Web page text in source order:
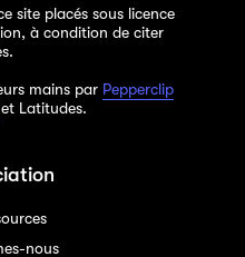
site placés sous licence
à condition de citer
mains par Pepperclip
Latitudes.
nous